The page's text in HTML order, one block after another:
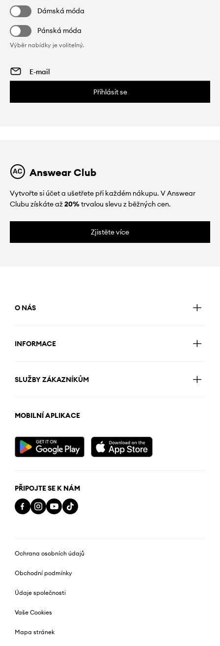
Dámská móda
Pánská móda
Výběr nabídky je volitelný.
Přihlásit se
Answear Club
Vytvořte si účet a ušetřete při každém nákupu. V Answear
Clubu získáte až20%trvalou slevu z běžných cen.
Zjistěte více
O NÁS
INFORMACE
SLUŽBY ZÁKAZNÍKŮM
MOBILNÍ APLIKACE
PŘIPOJTE SE K NÁM
Ochrana osobních údajů
Obchodní podmínky
Údaje společnosti
Vaše Cookies
Mapa stránek